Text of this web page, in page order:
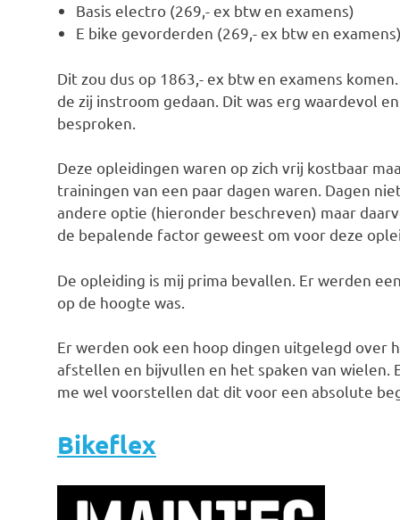
Basis electro (269,- ex btw en examens)
E bike gevorderden (269,- ex btw en
Dit zou dus op 1863,- ex btw en examens
de zij instroom gedaan. Dit was erg waardevol
besproken.
Deze opleidingen waren op zich vrij kostbaar
trainingen van een paar dagen waren. Dagen
andere optie (hieronder beschreven) maar
de bepalende factor geweest om voor deze
De opleiding is mij prima bevallen. Er werden
op de hoogte was.
Er werden ook een hoop dingen uitgelegd
afstellen en bijvullen en het spaken van
me wel voorstellen dat dit voor een absolute
Bikeflex